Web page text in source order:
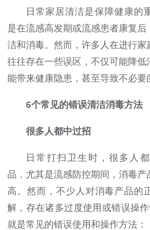
日常家居清洁是保障健康的
是在流感高发期或流感患者康复后
洁和消毒。然而，许多人在进行家
往往存在一些误区，不仅可能降低
能带来健康隐患，甚至导致不必要
6个常见的错误清洁消毒方法
很多人都中过招
日常打扫卫生时，很多人
品，尤其是流感防控期间，消毒产
高。然而，不少人对消毒产品的
解，存在诸多过度使用或错误操
就是常见的错误使用和操作方法：